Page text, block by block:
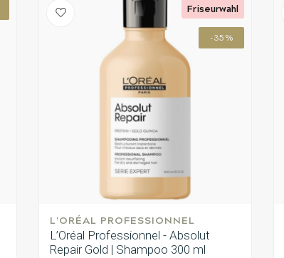
-35%
L'ORÉAL PROFESSIONNEL
L’Oréal Professionnel - Absolut
Repair Gold | Shampoo 300 ml
Friseurwahl